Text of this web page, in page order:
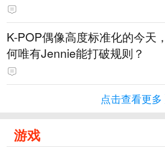
K-POP偶像高度标准化的今天
何唯有Jennie能打破规则？
点击查看更多
游戏